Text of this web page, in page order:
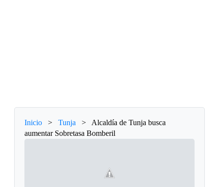
Inicio > Tunja >
Alcaldía de Tunja busca
aumentar Sobretasa Bomberil